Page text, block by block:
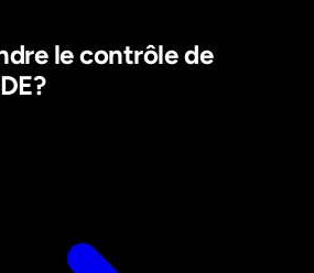
le contrôle de